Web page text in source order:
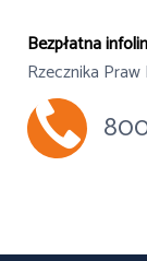
Bezpłatna
Rzecznika